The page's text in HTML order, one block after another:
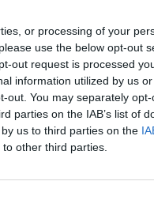
or processing of your
use the below opt-out
out request is processed
information utilized by us
out. You may separately
parties on the IAB’s list of
us to third parties on the
other third parties.
Cím:
Ozoli
Budapest
Képíró u.5.
Fsz./2.
1053
Telefon: